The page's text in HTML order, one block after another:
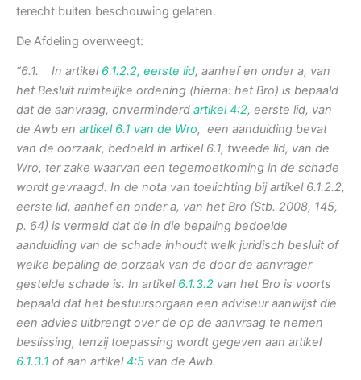
terecht buiten beschouwing gelaten.
De Afdeling overweegt:
“6.1. In artikel 6.1.2.2, eerste lid, aanhef en onder a, van
het Besluit ruimtelijke ordening (hierna: het Bro) is bepaald
dat de aanvraag, onverminderd artikel 4:2, eerste lid, van
de Awb en artikel 6.1 van de Wro, een aanduiding bevat
van de oorzaak, bedoeld in artikel 6.1, tweede lid, van de
Wro, ter zake waarvan een tegemoetkoming in de schade
wordt gevraagd. In de nota van toelichting bij artikel 6.1.2.2,
eerste lid, aanhef en onder a, van het Bro (Stb. 2008, 145,
p. 64) is vermeld dat de in die bepaling bedoelde
aanduiding van de schade inhoudt welk juridisch besluit of
welke bepaling de oorzaak van de door de aanvrager
gestelde schade is. In artikel 6.1.3.2 van het Bro is voorts
bepaald dat het bestuursorgaan een adviseur aanwijst die
een advies uitbrengt over de op de aanvraag te nemen
beslissing, tenzij toepassing wordt gegeven aan artikel
6.1.3.1 of aan artikel4:5 van de Awb.